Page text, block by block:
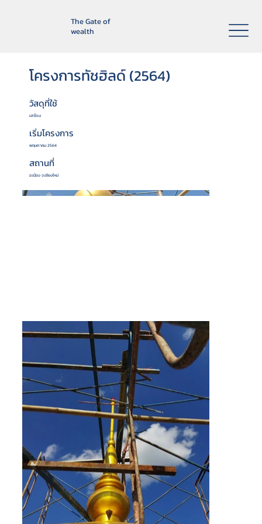
The Gate of
wealth
โครงการทัชฮิลด์ (2564)
วัสดุที่ใช้
เสาโดม
เริ่มโครงการ
พฤษภาคม 2564
สถานที่
อ.เมือง จ.เชียงใหม่